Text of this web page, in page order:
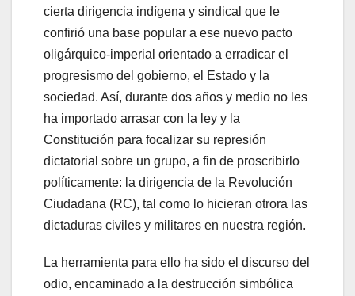
cierta dirigencia indígena y sindical que le
confirió una base popular a ese nuevo pacto
oligárquico-imperial orientado a erradicar el
progresismo del gobierno, el Estado y la
sociedad. Así, durante dos años y medio no les
ha importado arrasar con la ley y la
Constitución para focalizar su represión
dictatorial sobre un grupo, a fin de proscribirlo
políticamente: la dirigencia de la Revolución
Ciudadana (RC), tal como lo hicieran otrora las
dictaduras civiles y militares en nuestra región.
La herramienta para ello ha sido el discurso del
odio, encaminado a la destrucción simbólica